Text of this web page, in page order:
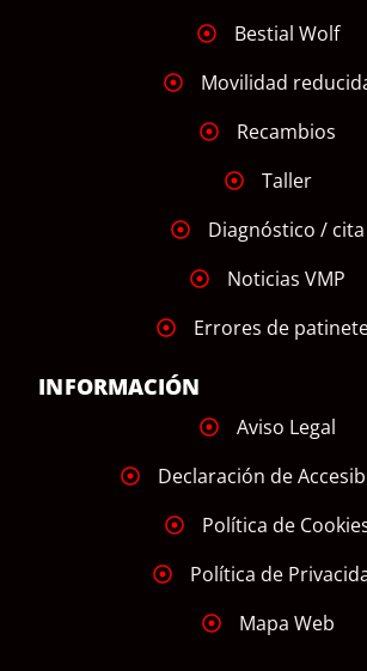
Bestial Wolf
Movilidad
Recambios
Taller
Diagnóstico / cita
Noticias VMP
Errores de
INFORMACIÓN
Aviso Legal
Declaración de
Política de
Política de
Mapa Web